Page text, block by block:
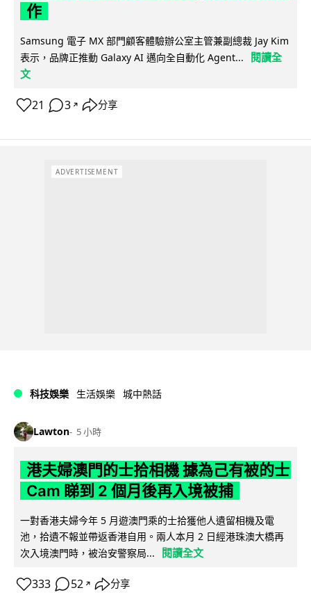
作
Samsung 電子 MX 部門顧客體驗辦公室主管兼副總裁 Jay Kim
表示，品牌正推動 Galaxy AI 邁向全自動化 Agent...
閱讀全
文
21 3 ↗ 分享
ADVERTISEMENT
科技娛樂 生活娛樂 城中熱話
Lawton 5 小時
港夫婦澳門的士拾相機 據為己有被的士
Cam 睇到 2 個月後再入境被捕
一對香港夫婦今年 5 月遊澳門乘的士拾獲他人遺留相機及電
池，拾遺不報並帶返香港自用。兩人本月 2 日經港珠澳大橋再
次入境澳門時，被治安警察局...
閱讀全文
333 52 ↗ 分享